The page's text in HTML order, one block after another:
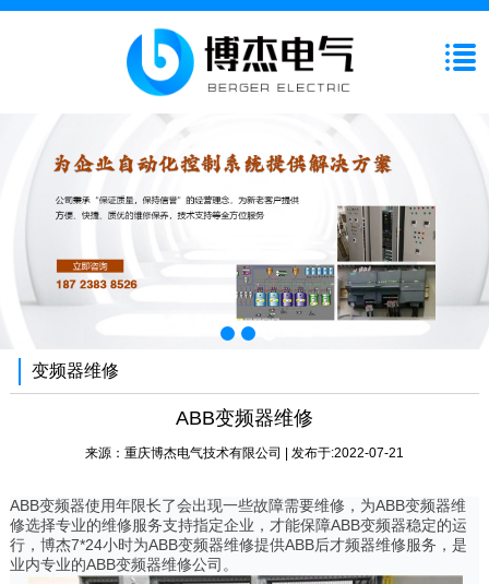
变频器维修
ABB变频器维修
来源： 重庆博杰电气技术有限公司 | 发布于:2022-07-21
ABB变频器使用年限长了会出现一些故障需要维修，为ABB变频器维
修选择专业的维修服务支持指定企业，才能保障ABB变频器稳定的运
行，博杰7*24小时为ABB变频器维修提供ABB后才频器维修服务，是
业内专业的ABB变频器维修公司。